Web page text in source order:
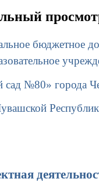
бюджетное
сад №80» города